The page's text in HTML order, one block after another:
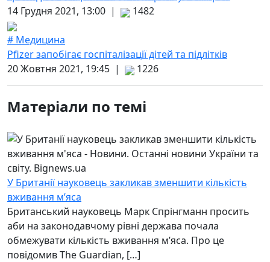
14 Грудня 2021, 13:00 |
1482
# Медицина
Pfizer запобігає госпіталізації дітей та підлітків
20 Жовтня 2021, 19:45 |
1226
Матеріали по темі
У Британії науковець закликав зменшити кількість
вживання м’яса
Британський науковець Марк Спрінгманн просить
аби на законодавчому рівні держава почала
обмежувати кількість вживання м’яса. Про це
повідомив The Guardian, […]